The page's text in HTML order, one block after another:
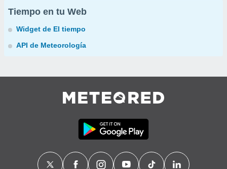
Tiempo en tu Web
Widget de El tiempo
API de Meteorología